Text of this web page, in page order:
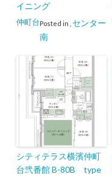
イニング
Posted in
仲町台
センター
南
シティテラス横濱仲町
台弐番館 B-80B type